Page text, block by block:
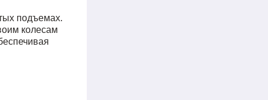
подъемах.
колесам